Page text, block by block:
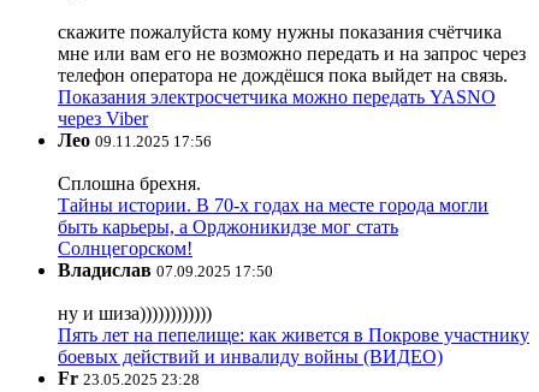
скажите пожалуйста кому нужны показания счётчика
мне или вам его не возможно передать и на запрос через
телефон оператора не дождёшся пока выйдет на связь.
Показания электросчетчика можно передать YASNO
через Viber
Лео 09.11.2025 17:56
Сплошна брехня.
Тайны истории. В 70-х годах на месте города могли
быть карьеры, а Орджоникидзе мог стать
Солнцегорском!
Владислав 07.09.2025 17:50
ну и шиза))))))))))))
Пять лет на пепелище: как живется в Покрове участнику
боевых действий и инвалиду войны (ВИДЕО)
Fr 23.05.2025 23:28